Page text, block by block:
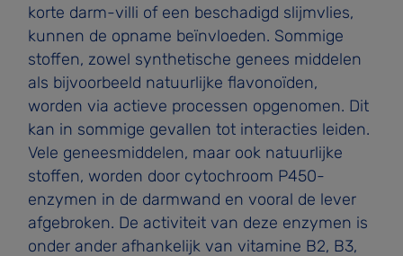
korte darm-villi of een beschadigd slijmvlies,
kunnen de opname beïnvloeden. Sommige
stoffen, zowel synthetische genees­ middelen
als bijvoorbeeld natuurlijke flavonoïden,
worden via actieve processen opgenomen. Dit
kan in sommige gevallen tot interacties leiden.
Vele geneesmiddelen, maar ook natuurlijke
stoffen, worden door cytochroom P450-
enzymen in de darmwand en vooral de lever
afgebroken. De activiteit van deze enzymen is
onder ander afhankelijk van vitamine B2, B3,